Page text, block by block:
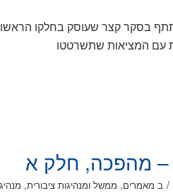
בסקר קצר שעוסק בחלקו
עם המציאות שתשרטטו
מהפכה, חלק א
/ ב מאמרים, ממשל ומנהיגות ציבורית,